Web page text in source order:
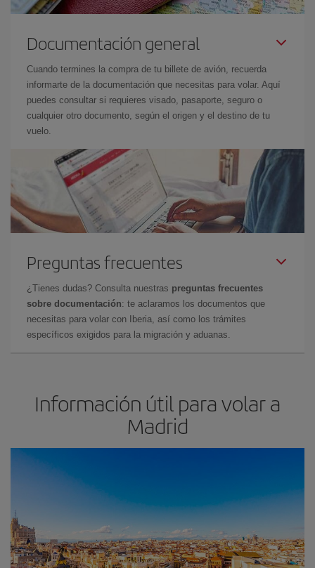
Documentación general
Cuando termines la compra de tu billete de avión, recuerda
informarte de la documentación que necesitas para volar. Aquí
puedes consultar si requieres visado, pasaporte, seguro o
cualquier otro documento, según el origen y el destino de tu
vuelo.
Preguntas frecuentes
¿Tienes dudas? Consulta nuestras preguntas frecuentes
sobre documentación: te aclaramos los documentos que
necesitas para volar con Iberia, así como los trámites
específicos exigidos para la migración y aduanas.
Información útil para volar a
Madrid